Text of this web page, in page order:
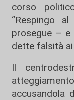
corso
“Respingo
prosegue – e
dette falsità
Il
accusandola